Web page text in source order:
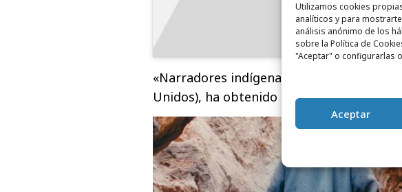
Utilizamos cookies
analíticos y para
análisis anónimo de los
sobre la Política de
"Aceptar" o configurarlas
Aceptar
«Narradores indígenas», de We Believers
Unidos), ha obtenido el gran premio en